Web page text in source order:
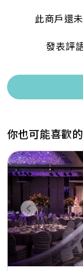
此商戶還
發表評
你也可能喜歡
Previous